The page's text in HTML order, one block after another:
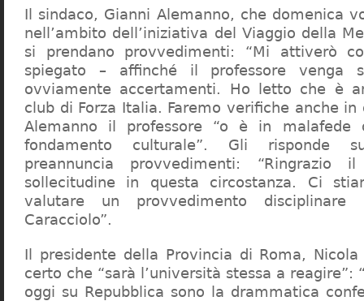
Il sindaco, Gianni Alemanno, che domenica
nell’ambito dell’iniziativa del Viaggio della
si prendano provvedimenti: “Mi attiverò
spiegato – affinché il professore venga
ovviamente accertamenti. Ho letto che è
club di Forza Italia. Faremo verifiche anche in
Alemanno il professore “o è in malafede
fondamento culturale”. Gli risponde
preannuncia provvedimenti:
sollecitudine in questa circostanza. Ci
valutare un provvedimento
Caracciolo”.
Il presidente della Provincia di Roma,
certo che “sarà l’università stessa a reagire”:
oggi su Repubblica sono la drammatica